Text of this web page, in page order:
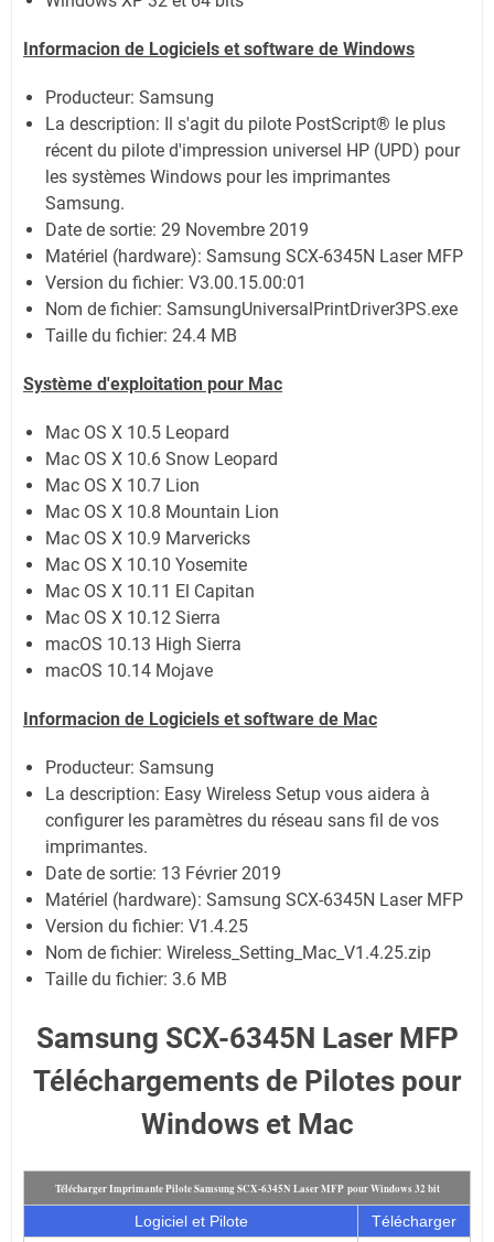
Informacion de Logiciels et software de Windows
Producteur: Samsung
La description: Il s'agit du pilote PostScript® le plus
récent du pilote d'impression universel HP (UPD) pour
les systèmes Windows pour les imprimantes
Samsung.
Date de sortie: 29 Novembre 2019
Matériel (hardware): Samsung SCX-6345N Laser MFP
Version du fichier: V3.00.15.00:01
Nom de fichier: SamsungUniversalPrintDriver3PS.exe
Taille du fichier: 24.4 MB
Système d'exploitation pour Mac
Mac OS X 10.5 Leopard
Mac OS X 10.6 Snow Leopard
Mac OS X 10.7 Lion
Mac OS X 10.8 Mountain Lion
Mac OS X 10.9 Marvericks
Mac OS X 10.10 Yosemite
Mac OS X 10.11 El Capitan
Mac OS X 10.12 Sierra
macOS 10.13 High Sierra
macOS 10.14 Mojave
Informacion de Logiciels et software de Mac
Producteur: Samsung
La description: Easy Wireless Setup vous aidera à
configurer les paramètres du réseau sans fil de vos
imprimantes.
Date de sortie: 13 Février 2019
Matériel (hardware): Samsung SCX-6345N Laser MFP
Version du fichier: V1.4.25
Nom de fichier: Wireless_Setting_Mac_V1.4.25.zip
Taille du fichier: 3.6 MB
Samsung SCX-6345N Laser MFP
Téléchargements de Pilotes pour
Windows et Mac
Télécharger Imprimante Pilote Samsung SCX-6345N Laser MFP pour Windows 32 bit
Logiciel et Pilote
Télécharger